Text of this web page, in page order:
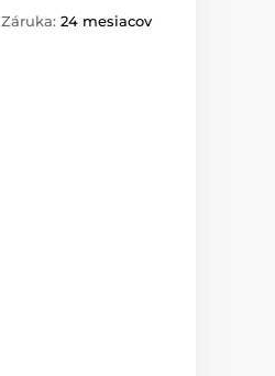
Záruka: 24 mesiacov